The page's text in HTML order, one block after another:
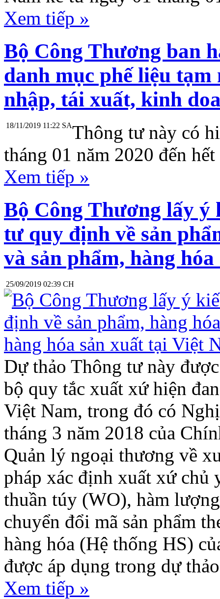
Xem tiếp »
Bộ Công Thương ban
danh mục phế liệu
nhập, tái xuất, kinh
18/11/2019 11:22 SAThông tư này có
tháng 01 năm 2020 đến
Xem tiếp »
Bộ Công Thương lấy ý
tư quy định về sản
và sản phẩm, hàng
25/09/2019 02:39 CH
Dự thảo Thông tư này
bộ quy tắc xuất xứ hiện
Việt Nam, trong đó có
tháng 3 năm 2018 của
Quản lý ngoại thương về
pháp xác định xuất xứ chủ
thuần túy (WO), hàm
chuyển đổi mã sản phẩm
hàng hóa (Hệ thống HS)
được áp dụng trong dự
Xem tiếp »